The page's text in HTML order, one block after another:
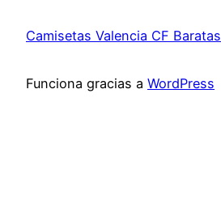
Camisetas Valencia CF Baratas
Funciona gracias a WordPress